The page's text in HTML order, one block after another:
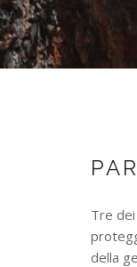
Tre
della